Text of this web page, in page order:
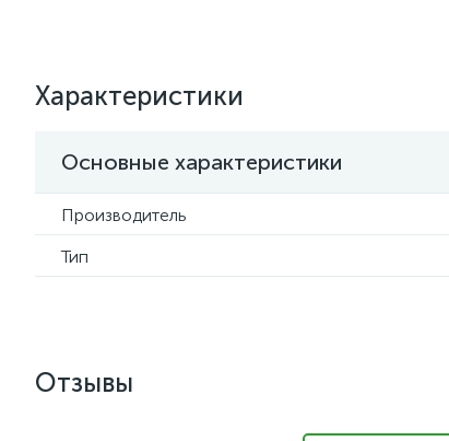
Характеристики
Основные характеристики
Производитель
Тип
Отзывы